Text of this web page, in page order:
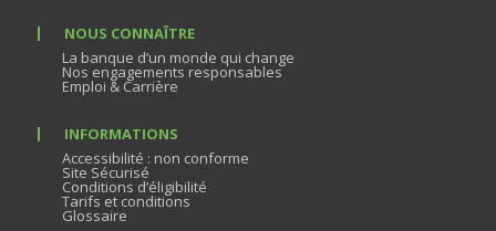
NOUS CONNAÎTRE
La banque d’un monde qui change
Nos engagements responsables
Emploi & Carrière
INFORMATIONS
Accessibilité : non conforme
Site Sécurisé
Conditions d’éligibilité
Tarifs et conditions
Glossaire